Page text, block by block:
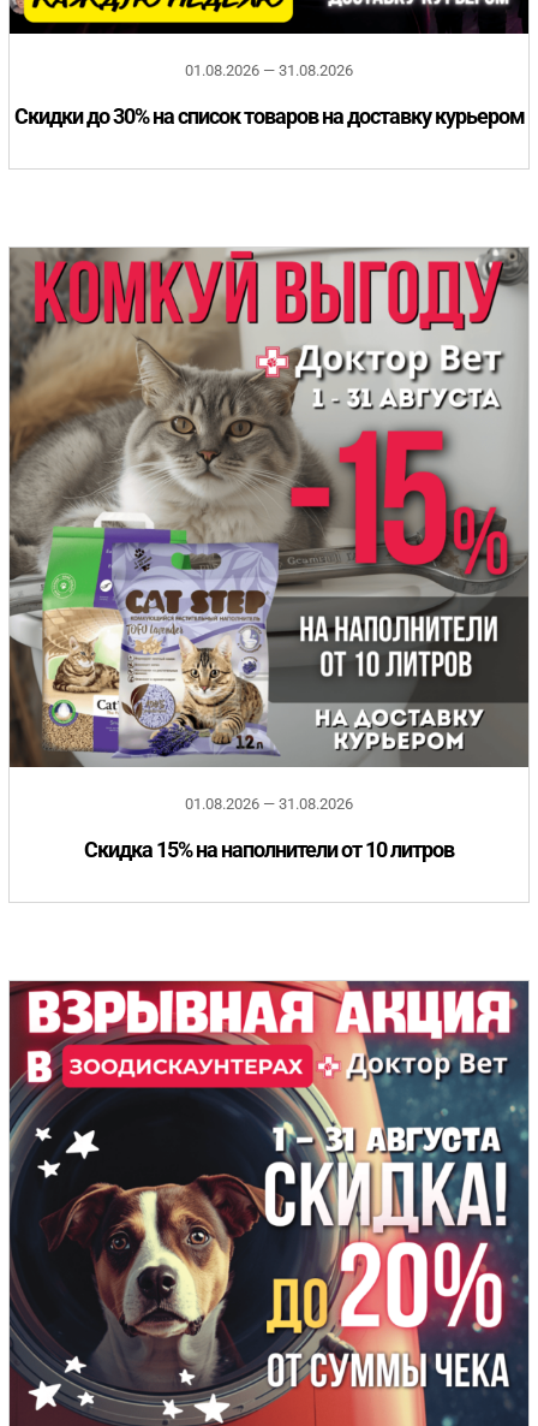
01.08.2026 — 31.08.2026
Скидки до 30% на список товаров на доставку курьером
01.08.2026 — 31.08.2026
Скидка 15% на наполнители от 10 литров